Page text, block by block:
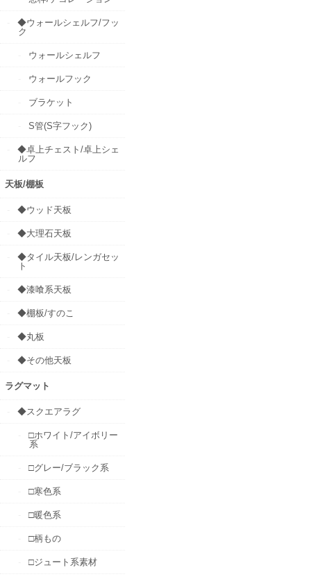
◆ウォールシェルフ/フッ
ク
ウォールシェルフ
ウォールフック
ブラケット
S管(S字フック)
◆卓上チェスト/卓上シェ
ルフ
天板/棚板
◆ウッド天板
◆大理石天板
◆タイル天板/レンガセッ
ト
◆漆喰系天板
◆棚板/すのこ
◆丸板
◆その他天板
ラグマット
◆スクエアラグ
□ホワイト/アイボリー
系
□グレー/ブラック系
□寒色系
□暖色系
□柄もの
□ジュート系素材